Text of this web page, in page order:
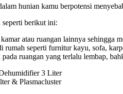
hunian kamu berpotensi
seperti berikut ini:
atau ruangan lainnya sehingga
rumah seperti furnitur kayu, sofa,
ruangan yang terlalu lembap,